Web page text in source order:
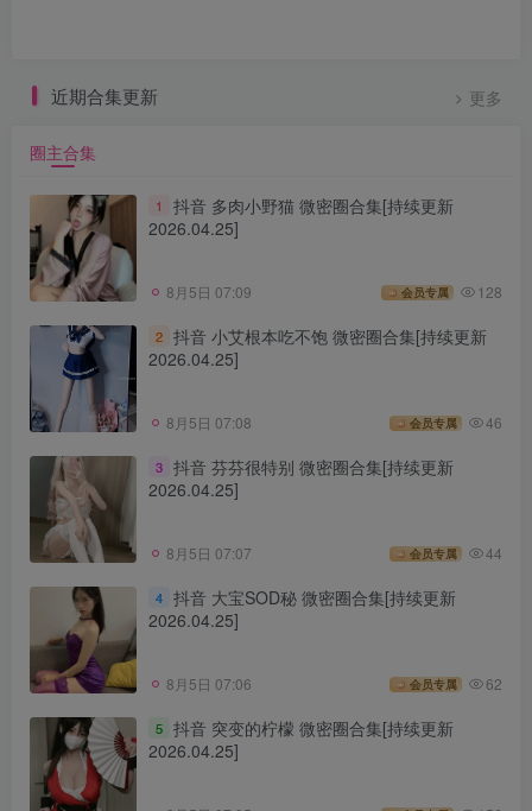
近期合集更新 更多
圈主合集
1
抖音 多肉小野猫 微密圈合集[持续更新
2026.04.25]
8月5日 07:09 会员专属 128
2 抖音 小艾根本吃不饱 微密圈合集[持续更新
2026.04.25]
8月5日 07:08 会员专属 46
3 抖音 芬芬很特别 微密圈合集[持续更新
2026.04.25]
8月5日 07:07 会员专属 44
4 抖音 大宝SOD秘 微密圈合集[持续更新
2026.04.25]
8月5日 07:06 会员专属 62
5 抖音 突变的柠檬 微密圈合集[持续更新
2026.04.25]